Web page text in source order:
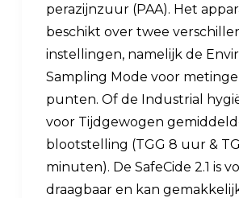
perazijnzuur (PAA). Het
beschikt over twee
instellingen, namelijk de
Sampling Mode voor
punten. Of de Industrial
voor Tijdgewogen
blootstelling (TGG 8 uur &
minuten). De SafeCide 2.1 is
draagbaar en kan